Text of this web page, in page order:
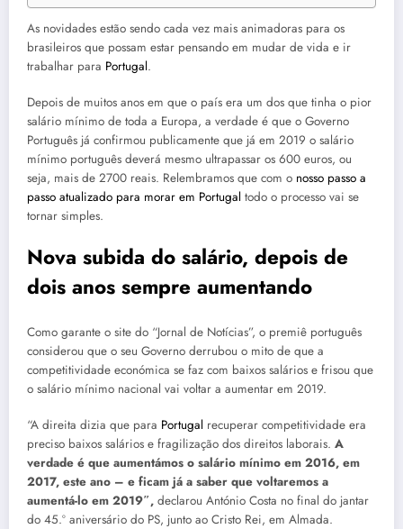
As novidades estão sendo cada vez mais animadoras para os
brasileiros que possam estar pensando em mudar de vida e ir
trabalhar para Portugal.
Depois de muitos anos em que o país era um dos que tinha o pior
salário mínimo de toda a Europa, a verdade é que o Governo
Português já confirmou publicamente que já em 2019 o salário
mínimo português deverá mesmo ultrapassar os 600 euros, ou
seja, mais de 2700 reais. Relembramos que com o nosso passo a
passo atualizado para morar em Portugal todo o processo vai se
tornar simples.
Nova subida do salário, depois de
dois anos sempre aumentando
Como garante o site do “Jornal de Notícias”, o premiê português
considerou que o seu Governo derrubou o mito de que a
competitividade económica se faz com baixos salários e frisou que
o salário mínimo nacional vai voltar a aumentar em 2019.
“A direita dizia que para Portugal recuperar competitividade era
preciso baixos salários e fragilização dos direitos laborais. A
verdade é que aumentámos o salário mínimo em 2016, em
2017, este ano – e ficam já a saber que voltaremos a
aumentá-lo em 2019″, declarou António Costa no final do jantar
do 45.º aniversário do PS, junto ao Cristo Rei, em Almada.